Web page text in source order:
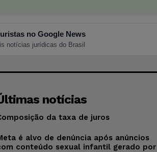
no Google News
notícias jurídicas do Brasil
notícias
da taxa de juros
é alvo de denúncia após anúncios
conteúdo sexual infantil gerado por